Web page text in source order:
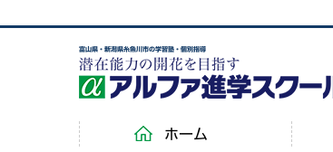
富山県・新潟県糸魚川市の学習塾・個別指導
ホーム